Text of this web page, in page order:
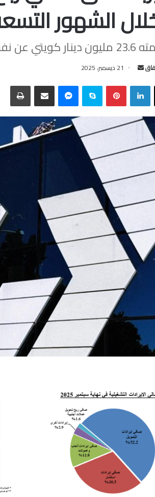
الشهور التسعة
من عام 2024
أرسل
إلكترونيا
21 ديسمبر، 2025
‫X لينكدإن بينتيريستسكايب ماسنجر مشاركة عبر البريد